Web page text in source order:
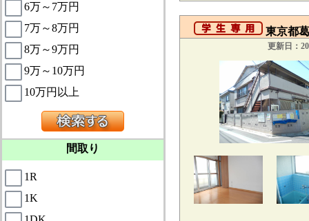
6万～7万円
7万～8万円
8万～9万円
9万～10万円
10万円以上
間取り
1R
1K
東京都
更新日：